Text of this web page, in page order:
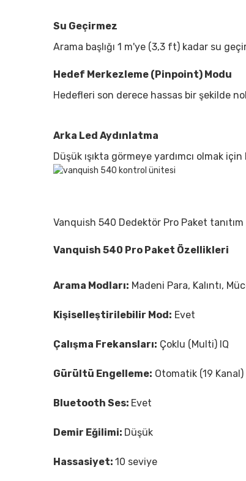
Su Geçirmez
Arama başlığı 1 m'ye (3,3 ft) kadar su
Hedef Merkezleme (Pinpoint) Modu
Hedefleri son derece hassas bir şekilde
Arka Led Aydınlatma
Düşük ışıkta görmeye yardımcı olmak için
Vanquish 540 Dedektör Pro Paket
Vanquish 540 Pro Paket Özellikleri
Arama Modları: Madeni Para, Kalıntı,
Kişiselleştirilebilir Mod: Evet
Çalışma Frekansları: Çoklu (Multi) IQ
Gürültü Engelleme: Otomatik (19 Kanal)
Bluetooth Ses: Evet
Demir Eğilimi: Düşük
Hassasiyet: 10 seviye